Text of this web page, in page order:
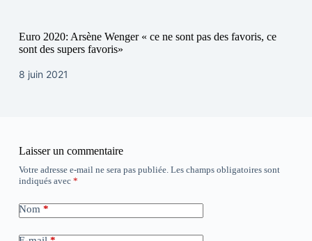
Euro 2020: Arsène Wenger « ce ne sont pas des favoris, ce
sont des supers favoris»
8 juin 2021
Laisser un commentaire
Votre adresse e-mail ne sera pas publiée. Les champs obligatoires sont
indiqués avec *
Nom *